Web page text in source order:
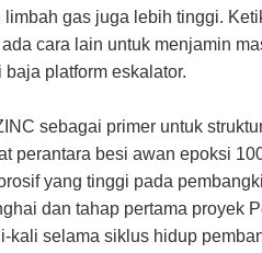
gas juga lebih tinggi.
cara lain untuk menjamin
platform eskalator.
sebagai primer untuk
perantara besi awan epoksi
yang tinggi pada
dan tahap pertama proyek
kali selama siklus hidup